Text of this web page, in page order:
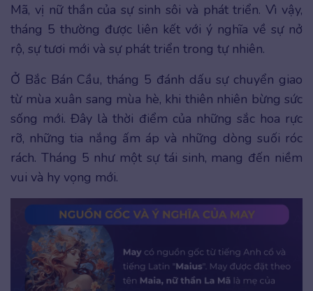
Mã, vị nữ thần của sự sinh sôi và phát triển. Vì vậy,
tháng 5 thường được liên kết với ý nghĩa về sự nở
rộ, sự tươi mới và sự phát triển trong tự nhiên.
Ở Bắc Bán Cầu, tháng 5 đánh dấu sự chuyển giao
từ mùa xuân sang mùa hè, khi thiên nhiên bừng sức
sống mới. Đây là thời điểm của những sắc hoa rực
rỡ, những tia nắng ấm áp và những dòng suối róc
rách. Tháng 5 như một sự tái sinh, mang đến niềm
vui và hy vọng mới.